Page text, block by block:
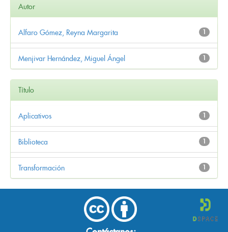
Autor
1
Alfaro Gómez, Reyna Margarita
1
Menjivar Hernández, Miguel Ángel
Título
1
Aplicativos
1
Biblioteca
1
Transformación